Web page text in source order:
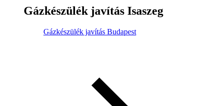
Gázkészülék javítás Isaszeg
Gázkészülék javítás Budapest